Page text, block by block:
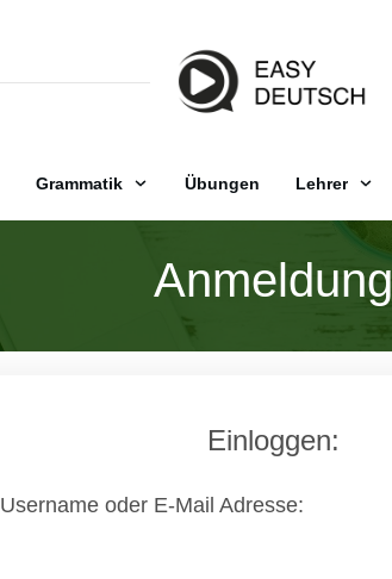
Grammatik Übungen Lehrer
Anmeldung
Einloggen:
Username oder E-Mail Adresse: